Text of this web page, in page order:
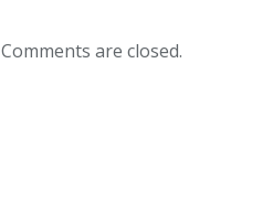
Comments are closed.